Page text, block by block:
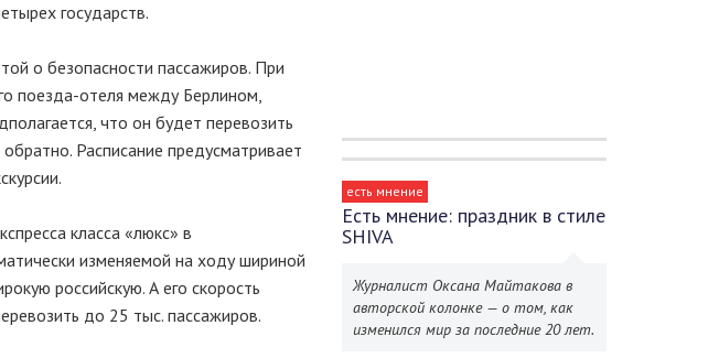
государств.
о безопасности пассажиров. При
поезда-отеля между Берлином,
что он будет перевозить
Расписание предусматривает
класса «люкс» в
изменяемой на ходу шириной
российскую. А его скорость
до 25 тыс. пассажиров.
есть мнение
Есть мнение: праздник в стиле
SHIVA
Журналист Оксана Майтакова в
авторской колонке — о том, как
изменился мир за последние 20 лет.